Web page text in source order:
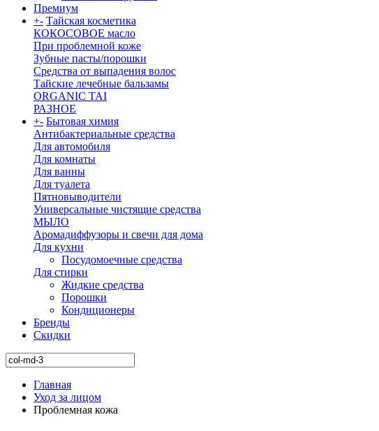
Премиум
+- Тайская косметика
КОКОСОВОЕ масло
При проблемной коже
Зубные пасты/порошки
Средства от выпадения волос
Тайские лечебные бальзамы
ORGANIC TAI
РАЗНОЕ
+- Бытовая химия
Антибактериальные средства
Для автомобиля
Для комнаты
Для ванны
Для туалета
Пятновыводители
Универсальные чистящие средства
МЫЛО
Аромадиффузоры и свечи для дома
Для кухни
Посудомоечные средства
Для стирки
Жидкие средства
Порошки
Кондиционеры
Бренды
Скидки
Главная
Уход за лицом
Проблемная кожа